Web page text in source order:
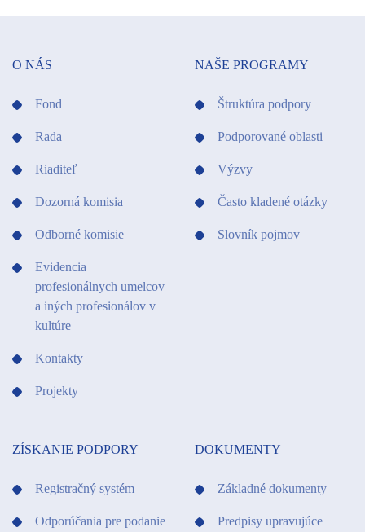
O NÁS
Fond
Rada
Riaditeľ
Dozorná komisia
Odborné komisie
Evidencia
profesionálnych umelcov
a iných profesionálov v
kultúre
Kontakty
Projekty
NAŠE PROGRAMY
Štruktúra podpory
Podporované oblasti
Výzvy
Často kladené otázky
Slovník pojmov
ZÍSKANIE PODPORY
Registračný systém
Odporúčania pre podanie
DOKUMENTY
Základné dokumenty
Predpisy upravujúce